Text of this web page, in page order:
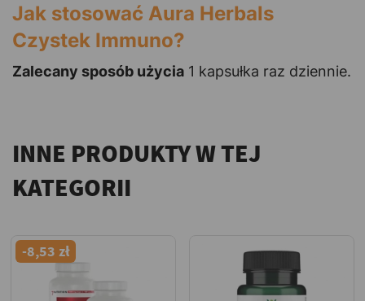
Jak stosować Aura Herbals
Czystek Immuno?
Zalecany sposób użycia 1 kapsułka raz dziennie.
INNE PRODUKTY W TEJ
KATEGORII
-8,53 zł